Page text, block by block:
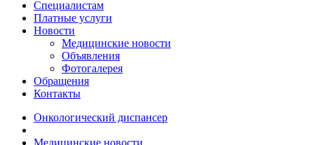
Специалистам
Платные услуги
Новости
Медицинские новости
Объявления
Фотогалерея
Обращения
Контакты
Онкологический диспансер
Медицинские новости